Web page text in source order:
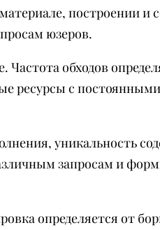
построении и
юзеров.
обходов
ресурсы с
уникальность
запросам и
определяется от